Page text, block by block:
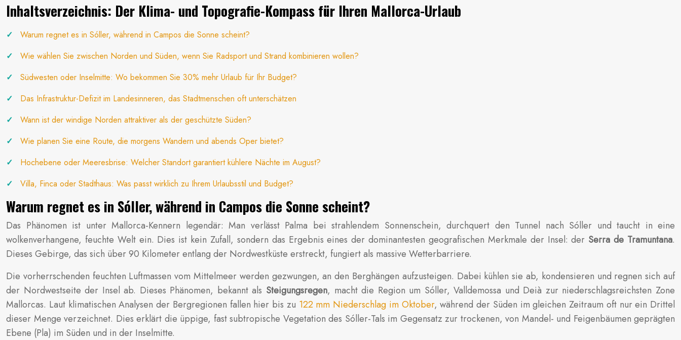
Inhaltsverzeichnis: Der Klima- und Topografie-Kompass für Ihren Mallorca-Urlaub
Warum regnet es in Sóller, während in Campos die Sonne scheint?
Wie wählen Sie zwischen Norden und Süden, wenn Sie Radsport und Strand kombinieren wollen?
Südwesten oder Inselmitte: Wo bekommen Sie 30% mehr Urlaub für Ihr Budget?
Das Infrastruktur-Defizit im Landesinneren, das Stadtmenschen oft unterschätzen
Wann ist der windige Norden attraktiver als der geschützte Süden?
Wie planen Sie eine Route, die morgens Wandern und abends Oper bietet?
Hochebene oder Meeresbrise: Welcher Standort garantiert kühlere Nächte im August?
Villa, Finca oder Stadthaus: Was passt wirklich zu Ihrem Urlaubsstil und Budget?
Warum regnet es in Sóller, während in Campos die Sonne scheint?
Das Phänomen ist unter Mallorca-Kennern legendär: Man verlässt Palma bei strahlendem Sonnenschein, durchquert den Tunnel nach Sóller und taucht in eine
wolkenverhangene, feuchte Welt ein. Dies ist kein Zufall, sondern das Ergebnis eines der dominantesten geografischen Merkmale der Insel: der Serra de Tramuntana.
Dieses Gebirge, das sich über 90 Kilometer entlang der Nordwestküste erstreckt, fungiert als massive Wetterbarriere.
Die vorherrschenden feuchten Luftmassen vom Mittelmeer werden gezwungen, an den Berghängen aufzusteigen. Dabei kühlen sie ab, kondensieren und regnen sich auf
der Nordwestseite der Insel ab. Dieses Phänomen, bekannt als Steigungsregen, macht die Region um Sóller, Valldemossa und Deià zur niederschlagsreichsten Zone
Mallorcas. Laut klimatischen Analysen der Bergregionen fallen hier bis zu 122 mm Niederschlag im Oktober, während der Süden im gleichen Zeitraum oft nur ein Drittel
dieser Menge verzeichnet. Dies erklärt die üppige, fast subtropische Vegetation des Sóller-Tals im Gegensatz zur trockenen, von Mandel- und Feigenbäumen geprägten
Ebene (Pla) im Süden und in der Inselmitte.